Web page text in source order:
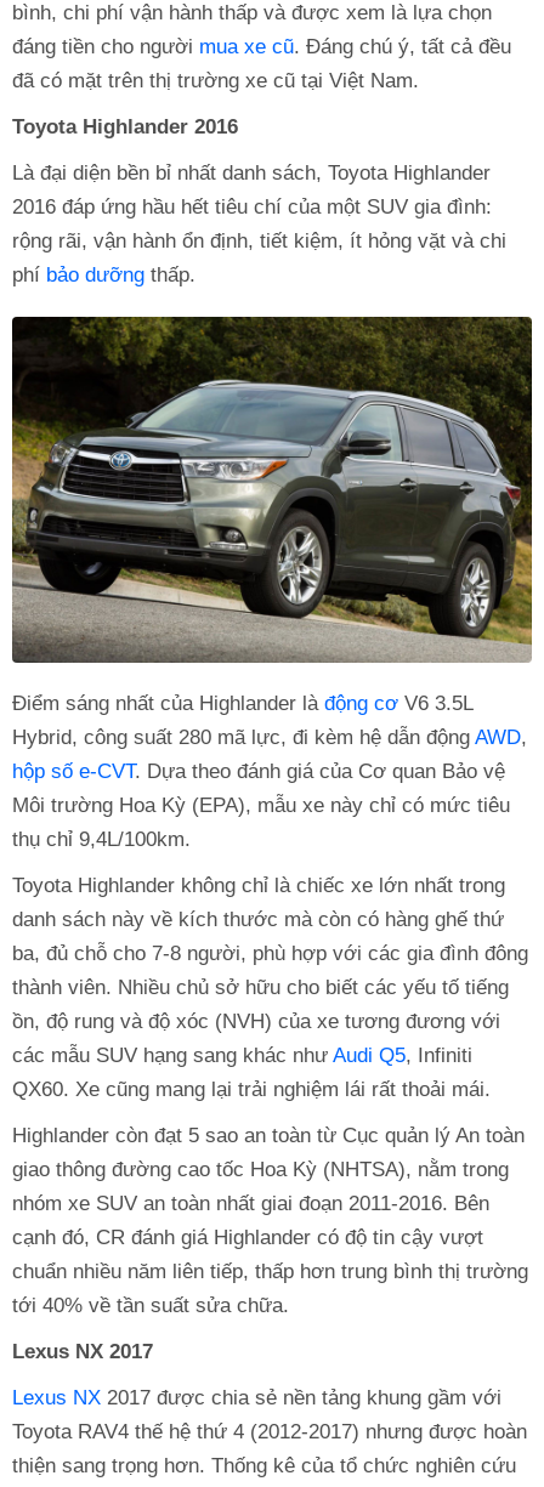
bình, chi phí vận hành thấp và được xem là lựa chọn
đáng tiền cho người mua xe cũ. Đáng chú ý, tất cả đều
đã có mặt trên thị trường xe cũ tại Việt Nam.
Toyota Highlander 2016
Là đại diện bền bỉ nhất danh sách, Toyota Highlander
2016 đáp ứng hầu hết tiêu chí của một SUV gia đình:
rộng rãi, vận hành ổn định, tiết kiệm, ít hỏng vặt và chi
phí bảo dưỡng thấp.
Điểm sáng nhất của Highlander là động cơ V6 3.5L
Hybrid, công suất 280 mã lực, đi kèm hệ dẫn động AWD,
hộp số e-CVT. Dựa theo đánh giá của Cơ quan Bảo vệ
Môi trường Hoa Kỳ (EPA), mẫu xe này chỉ có mức tiêu
thụ chỉ 9,4L/100km.
Toyota Highlander không chỉ là chiếc xe lớn nhất trong
danh sách này về kích thước mà còn có hàng ghế thứ
ba, đủ chỗ cho 7-8 người, phù hợp với các gia đình đông
thành viên. Nhiều chủ sở hữu cho biết các yếu tố tiếng
ồn, độ rung và độ xóc (NVH) của xe tương đương với
các mẫu SUV hạng sang khác như Audi Q5, Infiniti
QX60. Xe cũng mang lại trải nghiệm lái rất thoải mái.
Highlander còn đạt 5 sao an toàn từ Cục quản lý An toàn
giao thông đường cao tốc Hoa Kỳ (NHTSA), nằm trong
nhóm xe SUV an toàn nhất giai đoạn 2011-2016. Bên
cạnh đó, CR đánh giá Highlander có độ tin cậy vượt
chuẩn nhiều năm liên tiếp, thấp hơn trung bình thị trường
tới 40% về tần suất sửa chữa.
Lexus NX 2017
Lexus NX 2017 được chia sẻ nền tảng khung gầm với
Toyota RAV4 thế hệ thứ 4 (2012-2017) nhưng được hoàn
thiện sang trọng hơn. Thống kê của tổ chức nghiên cứu